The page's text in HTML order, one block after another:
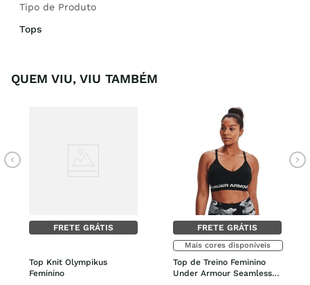
Tipo de Produto
Tops
QUEM VIU, VIU TAMBÉM
FRETE GRÁTIS
Top Knit Olympikus
Feminino
FRETE GRÁTIS
Mais cores disponíveis
Top de Treino Feminino
Under Armour Seamless